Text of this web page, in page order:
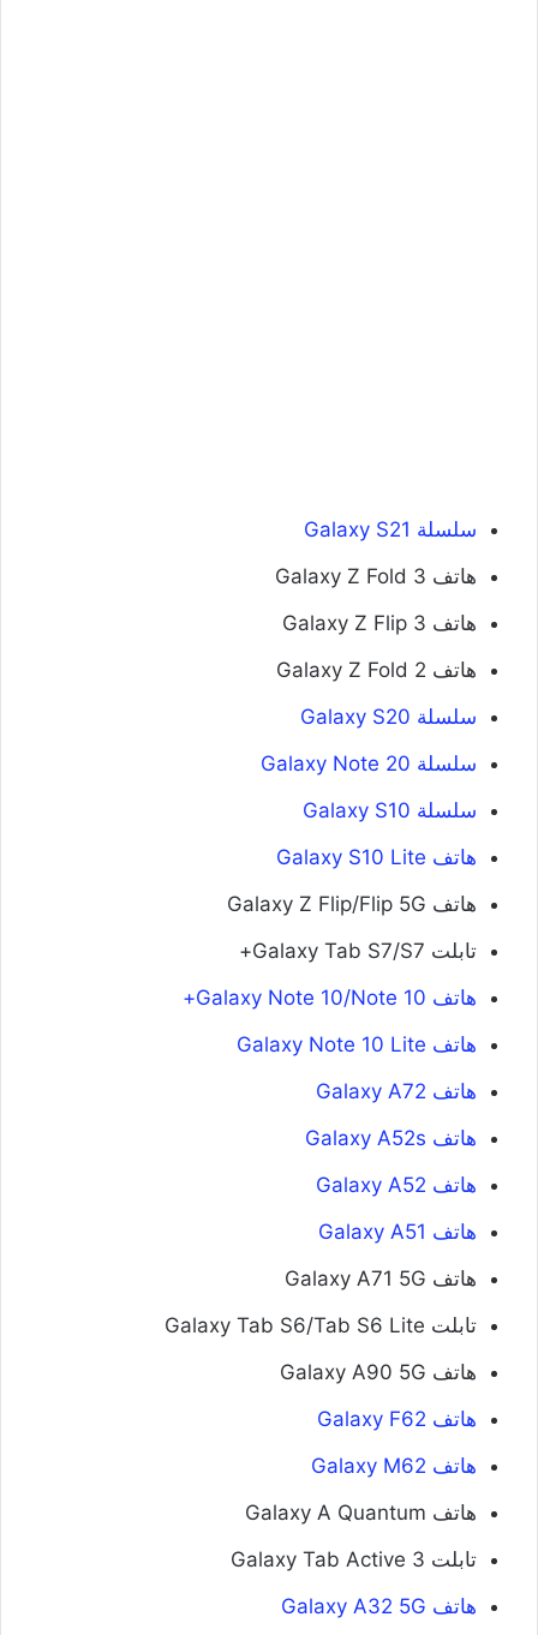
سلسلة Galaxy S21
هاتف Galaxy Z Fold 3
هاتف Galaxy Z Flip 3
هاتف Galaxy Z Fold 2
سلسلة Galaxy S20
سلسلة Galaxy Note 20
سلسلة Galaxy S10
هاتف Galaxy S10 Lite
هاتف Galaxy Z Flip/Flip 5G
تابلت Galaxy Tab S7/S7+
هاتف Galaxy Note 10/Note 10+
هاتف Galaxy Note 10 Lite
هاتف Galaxy A72
هاتف Galaxy A52s
هاتف Galaxy A52
هاتف Galaxy A51
هاتف Galaxy A71 5G
تابلت Galaxy Tab S6/Tab S6 Lite
هاتف Galaxy A90 5G
هاتف Galaxy F62
هاتف Galaxy M62
هاتف Galaxy A Quantum
تابلت Galaxy Tab Active 3
هاتف Galaxy A32 5G